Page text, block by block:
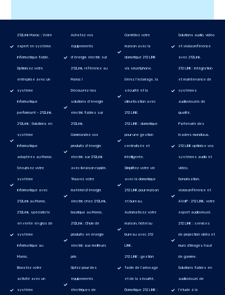
212Link Maroc : Votre
expert en système
informatique fiable.
Optimisez votre
entreprise avec un
système
informatique
performant – 212Link.
212Link : Solutions en
système
informatique
adaptées au Maroc.
Sécurisez votre
système
informatique avec
212Link au Maroc.
212Link, spécialiste
en vente en gros de
système
informatique au
Maroc.
Boostez votre
activité avec un
système
Achetez vos
équipements
d’énergie electric sur
212Link, référence au
Maroc !
Découvrez nos
solutions d’énergie
electric fiables sur
212Link.
Commandez vos
produits d’énergie
electric sur 212Link
avec livraison rapide.
Trouvez votre
matériel d’énergie
electric chez 212Link,
boutique au Maroc.
212Link : Choix de
produits en énergie
electric aux meilleurs
prix.
Optez pour des
équipements
électriques de
Contrôlez votre
maison avec la
domotique 212 LINK
via smartphone.
Gérez l’éclairage, la
sécurité et la
climatisation avec
212 LINK.
212 LINK : domotique
pour une gestion
centralisée et
intelligente.
Simplifiez votre vie
avec la domotique
212 LINK pour maison
et bureau.
Automatisez votre
maison, hôtel ou
bureau avec 212
LINK.
212 LINK : gestion
facile de l’arrosage
et de la sécurité.
Domotique 212 LINK :
Solutions audio, vidéo
et visioconférence
avec 212Link.
212 LINK : intégration
et maintenance de
systèmes
audiovisuels de
qualité.
Partenaire des
leaders mondiaux,
212 LINK optimise vos
systèmes audio et
vidéo.
Sonorisation,
visioconférence et
AVoIP : 212 LINK, votre
expert audiovisuel.
212 LINK : services
de projection vidéo et
murs d'images haut
de gamme.
Solutions fiables en
audiovisuel, de
l'étude à la